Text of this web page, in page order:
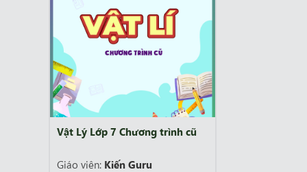
Vật Lý Lớp 7 Chương trình cũ
Giáo viên: Kiến Guru